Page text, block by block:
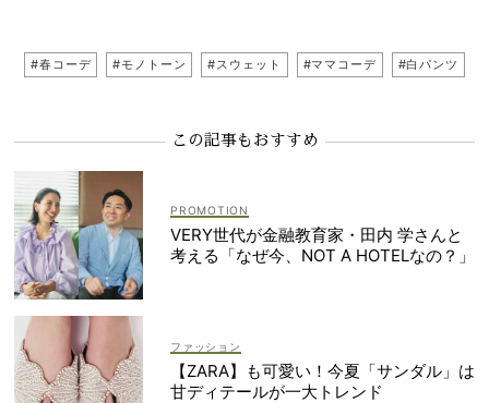
#春コーデ #モノトーン #スウェット #ママコーデ #白パンツ
この記事もおすすめ
VERY世代が金融教育家・田内 学さんと
考える「なぜ今、NOT A HOTELなの？」
ファッション
【ZARA】も可愛い！今夏「サンダル」は
甘ディテールが一大トレンド